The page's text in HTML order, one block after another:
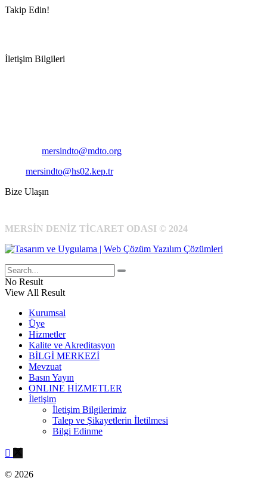
Takip Edin!
İletişim Bilgileri
mersindto@mdto.org
mersindto@hs02.kep.tr
Bize Ulaşın
MERSİN DENİZ TİCARET ODASI © 2024
No Result
View All Result
Kurumsal
Üye
Hizmetler
Kalite ve Akreditasyon
BİLGİ MERKEZİ
Mevzuat
Basın Yayın
ONLINE HİZMETLER
İletişim
İletişim Bilgilerimiz
Talep ve Şikayetlerin İletilmesi
Bilgi Edinme
© 2026